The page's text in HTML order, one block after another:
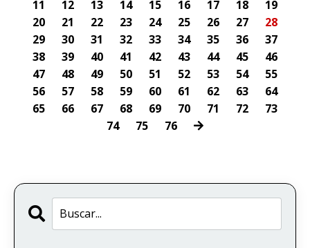
11 12 13 14 15 16 17 18
19
20
21 22 23 24 25 26 27
28
29
30 31 32 33 34 35 36
37
38
39 40 41 42 43 44 45
46
47
48 49 50 51 52 53 54
55
56
57 58 59 60 61 62 63
64
65
66 67 68 69 70 71 72
73
74
75 76